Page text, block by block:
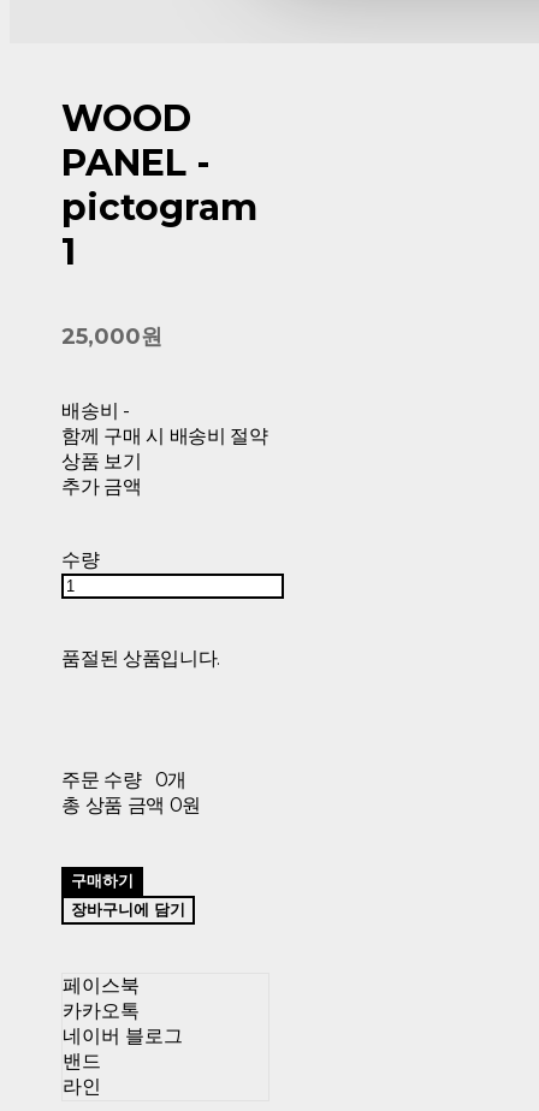
WOOD
PANEL -
pictogram
1
25,000원
배송비 -
함께 구매 시 배송비 절약
상품 보기
추가 금액
수량
품절된 상품입니다.
주문 수량
0개
총 상품 금액 0원
구매하기
장바구니에 담기
페이스북
카카오톡
네이버 블로그
밴드
라인